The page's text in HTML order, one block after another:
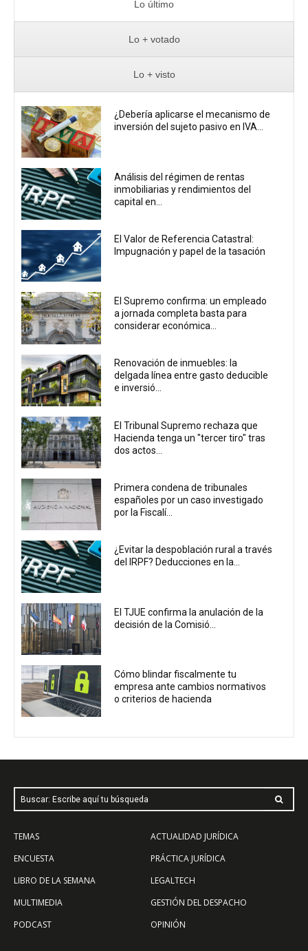
Lo último
Lo + votado
Lo + visto
¿Debería aplicarse el mecanismo de
inversión del sujeto pasivo en IVA...
Análisis del régimen de rentas
inmobiliarias y rendimientos del
capital en...
El Valor de Referencia Catastral:
Impugnación y papel de la tasación
El Supremo confirma: un empleado
a jornada completa basta para
considerar económica...
Renovación de inmuebles: la
delgada línea entre gasto deducible
e inversió...
El Tribunal Supremo rechaza que
Hacienda tenga un "tercer tiro" tras
dos actos...
Primera condena de tribunales
españoles por un caso investigado
por la Fiscalí...
¿Evitar la despoblación rural a través
del IRPF? Deducciones en la...
El TJUE confirma la anulación de la
decisión de la Comisió...
Cómo blindar fiscalmente tu
empresa ante cambios normativos
o criterios de hacienda
Buscar: Escribe aquí tu búsqueda
TEMAS
ENCUESTA
LIBRO DE LA SEMANA
MULTIMEDIA
PODCAST
ACTUALIDAD JURÍDICA
PRÁCTICA JURÍDICA
LEGALTECH
GESTIÓN DEL DESPACHO
OPINIÓN